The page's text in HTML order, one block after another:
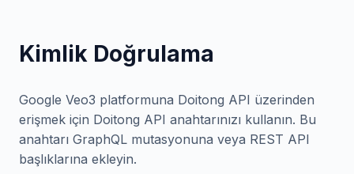
Kimlik Doğrulama
Google Veo3 platformuna Doitong API üzerinden
erişmek için Doitong API anahtarınızı kullanın. Bu
anahtarı GraphQL mutasyonuna veya REST API
başlıklarına ekleyin.